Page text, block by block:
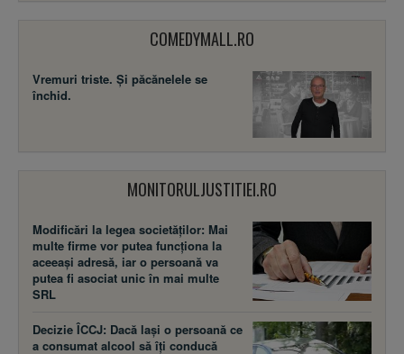
COMEDYMALL.RO
Vremuri triste. Şi păcănelele se
închid.
MONITORULJUSTITIEI.RO
Modificări la legea societăţilor: Mai
multe firme vor putea funcţiona la
aceeaşi adresă, iar o persoană va
putea fi asociat unic în mai multe
SRL
Decizie ÎCCJ: Dacă laşi o persoană ce
a consumat alcool să îţi conducă